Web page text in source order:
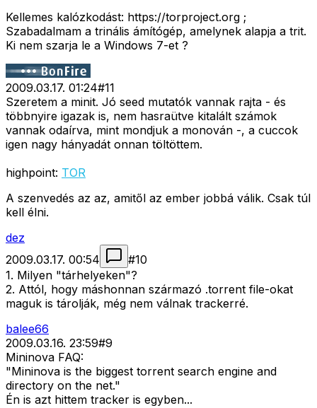
Kellemes kalózkodást: https://torproject.org ;
Szabadalmam a trinális ámítógép, amelynek alapja a trit.
Ki nem szarja le a Windows 7-et ?
2009.03.17. 01:24#11
Szeretem a minit. Jó seed mutatók vannak rajta - és
többnyire igazak is, nem hasraütve kitalált számok
vannak odaírva, mint mondjuk a monován -, a cuccok
igen nagy hányadát onnan töltöttem.
highpoint: TOR
A szenvedés az az, amitől az ember jobbá válik. Csak túl
kell élni.
dez
2009.03.17. 00:54
#10
1. Milyen "tárhelyeken"?
2. Attól, hogy máshonnan származó .torrent file-okat
maguk is tárolják, még nem válnak trackerré.
balee66
2009.03.16. 23:59#9
Mininova FAQ:
"Mininova is the biggest torrent search engine and
directory on the net."
Én is azt hittem tracker is egyben...